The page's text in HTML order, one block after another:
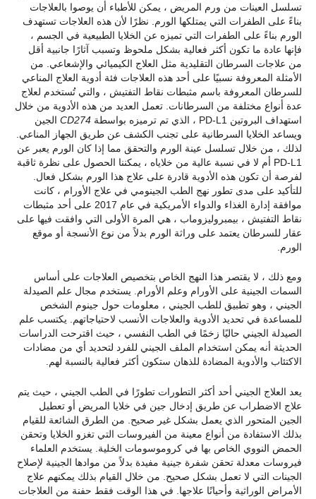
تسلسل العينات من ورم المريض ، يمكن للأطباء أن يوصوا بالعلاجات
بناءً على الطفرات التي يمتلكها الورم. نظرًا لأن هذه العلاجات تستهدف
الورم بناءً على الطفرات التي تميزه عن الخلايا الطبيعية في الجسم ،
فإنها عادة ما تكون أكثر فعالية بشكل ملحوظ وتسبب آثارًا جانبية أقل
من علاجات السرطان التقليدية مثل العلاج الكيميائي والإشعاعي. من
الأمثلة المعروفة نسبيًا على أحد هذه العلاجات فئة أدوية العلاج المناعي
للسرطان المعروفة باسم مثبطات نقاط التفتيش ، والتي تُستخدم لعلاج
عدة أنواع مختلفة من السرطانات. تعمل العديد من هذه الأدوية من خلال
استهداف البروتين PD-L1 ، الذي تم ترميزه بواسطة
الجين
ويساعد الخلايا السرطانية على تجنب الكشف عن طريق الجهاز المناعي.
لذلك ، من خلال تسلسل عينة الورم والتحقق مما إذا كان الورم يعبر عن
PD-L1 أم لا في نسبة عالية من خلاياه ، يمكننا الحصول على نظرة ثاقبة
لفرصة أن تكون هذه الأدوية قادرة على علاج هذا الورم بشكل فعال.
للتأكيد على مدى تطور نهج الطب الجينومي في علاج الأورام ، كانت
موافقة إدارة الغذاء والدواء الأمريكية في عام 2017 على أحد مثبطات
نقاط التفتيش ، بيمبروليزوماب ، هي المرة الأولى التي وافقت فيها على
عقار للسرطان يعتمد على وراثة الورم بدلاً من نوع الأنسجة أو موقع
الورم.
ومع ذلك ، لا يقتصر هذا النهج الخاص بتخصيص العلاجات على أساس
السمات الجينية على الأورام وعلم الأورام. يستخدم مجال علم الصيدلة
الجيني ، وهو تطبيق للطب الجيني ، معلومات حول جينوم الشخص
للمساعدة في تحديد الأدوية والعلاجات الأنسب لاحتياجاتهم. يكتسب علم
الصيدلة الجيني حاليًا زخمًا في الطب النفسي ، حيث اقترحت الدراسات
الحديثة أنه يمكن استخدام الملف الجيني للفرد لتحديد أي من مضادات
الاكتئاب والأدوية المضادة للذهان ستكون أكثر فعالية بالنسبة لهم.
يعد العلاج الجيني أحد أكثر التطورات تطورًا في الطب الجيني ، حيث يتم
علاج الاضطراب عن طريق إدخال جين في خلايا المريض أو تعطيل
الجين المتحور الذي يعمل بشكل غير صحيح. من الطرق الشائعة للقيام
بذلك الاستفادة من أنواع معينة من الفيروسات التي تغزو الخلايا وتحقن
الحمض النووي الخاص بها في كروموسومات الخلية. يستخدم العلماء
فيروسات معدلة تحقن شفرة جينية مفيدة بدلاً من موادها الجينية لإصلاح
الجينات التي لا تعمل بشكل صحيح. من خلال القيام بذلك يمكنهم علاج
الأمراض الوراثية وأحيانًا علاجها. في هذا الوقت فقط حفنة من العلاجات